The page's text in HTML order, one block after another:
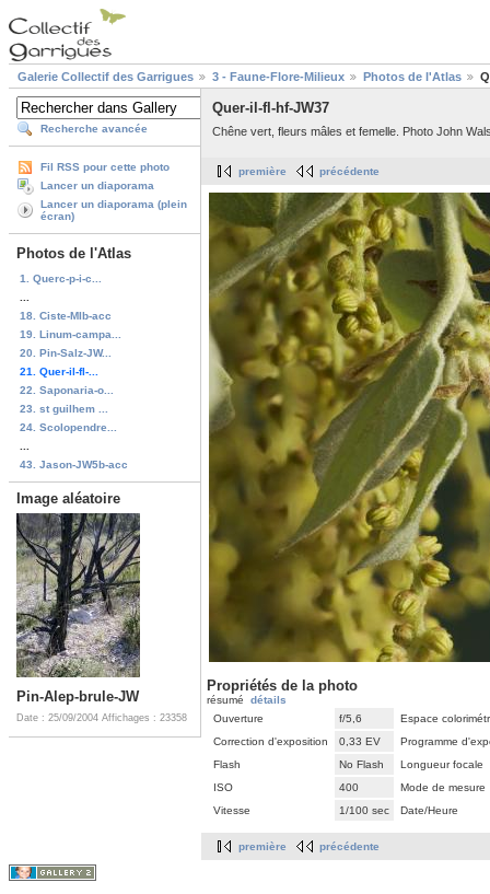
Galerie Collectif des Garrigues 3 - Faune-Flore-Milieux Photos de l'Atlas
Recherche avancée
Fil RSS pour cette photo
Lancer un diaporama
Lancer un diaporama (plein
écran)
Photos de l'Atlas
1. Querc-p-i-c...
18. Ciste-MIb-acc
19. Linum-campa...
20. Pin-Salz-JW...
21. Quer-il-fl-...
22. Saponaria-o...
23. st guilhem ...
24. Scolopendre...
43. Jason-JW5b-acc
Image aléatoire
Pin-Alep-brule-JW
Date : 25/09/2004 Affichages : 23358
Quer-il-fl-hf-JW37
Chêne vert, fleurs mâles et femelle. Photo John
première précédente
Propriétés de la photo
résumé détails
Ouverture
f/5,6
Espace
Correction d'exposition
0,33 EV
Programme
Flash
No Flash
Longueur focale
ISO
400
Mode de mesure
Vitesse
1/100 sec Date/Heure
première précédente